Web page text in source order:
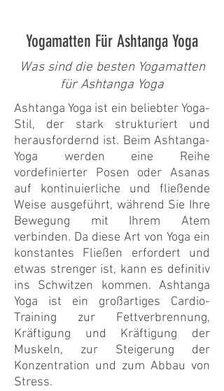
Yogamatten Für Ashtanga Yoga
Was sind die besten Yogamatten
für Ashtanga Yoga
Ashtanga Yoga ist ein beliebter Yoga-
Stil, der stark strukturiert und
herausfordernd ist. Beim Ashtanga-
Yoga werden eine Reihe
vordefinierter Posen oder Asanas
auf kontinuierliche und fließende
Weise ausgeführt, während Sie Ihre
Bewegung mit Ihrem Atem
verbinden. Da diese Art von Yoga ein
konstantes Fließen erfordert und
etwas strenger ist, kann es definitiv
ins Schwitzen kommen. Ashtanga
Yoga ist ein großartiges Cardio-
Training zur Fettverbrennung,
Kräftigung und Kräftigung der
Muskeln, zur Steigerung der
Konzentration und zum Abbau von
Stress.